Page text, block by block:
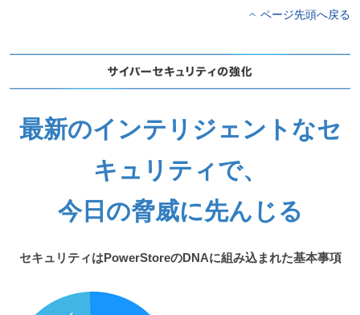
ページ先頭へ戻る
最新のインテリジェントなセ
キュリティで、
今日の脅威に先んじる
セキュリティはPowerStoreのDNAに組み込まれた基本事項